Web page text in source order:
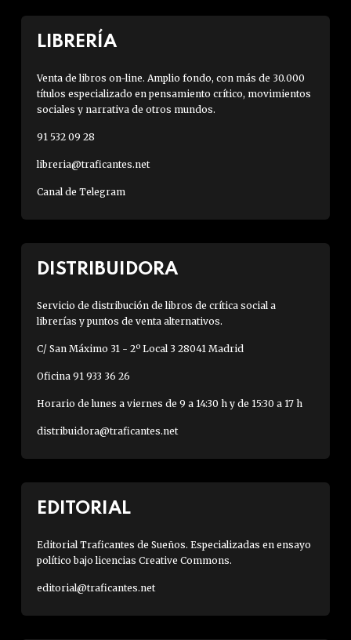
LIBRERÍA
Venta de libros on-line. Amplio fondo, con más de 30.000
títulos especializado en pensamiento crítico, movimientos
sociales y narrativa de otros mundos.
91 532 09 28
libreria@traficantes.net
Canal de Telegram
DISTRIBUIDORA
Servicio de distribución de libros de crítica social a
librerías y puntos de venta alternativos.
C/ San Máximo 31 - 2º Local 3 28041 Madrid
Oficina 91 933 36 26
Horario de lunes a viernes de 9 a 14:30 h y de 15:30 a 17 h
distribuidora@traficantes.net
EDITORIAL
Editorial Traficantes de Sueños. Especializadas en ensayo
político bajo licencias Creative Commons.
editorial@traficantes.net